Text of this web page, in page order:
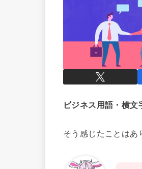
ビジネス用語・横文
そう感じたことはあ